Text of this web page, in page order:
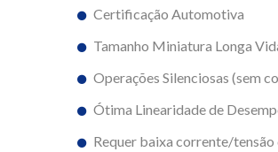
Certificação Automotiva
Tamanho Miniatura Longa
Operações Silenciosas (sem
Ótima Linearidade de
Requer baixa corrente/tensão